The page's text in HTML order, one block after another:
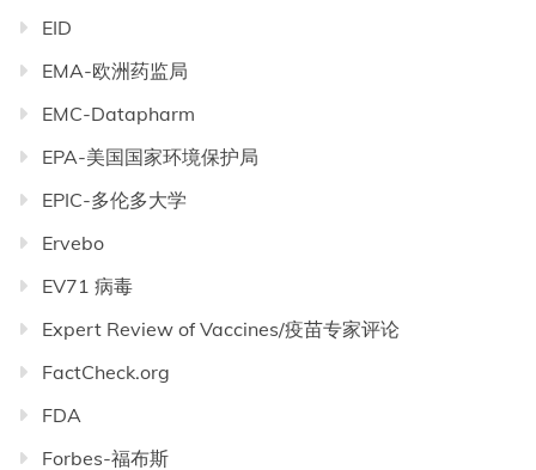
EID
EMA-欧洲药监局
EMC-Datapharm
EPA-美国国家环境保护局
EPIC-多伦多大学
Ervebo
EV71 病毒
Expert Review of Vaccines/疫苗专家评论
FactCheck.org
FDA
Forbes-福布斯